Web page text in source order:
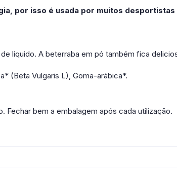
por isso é usada por muitos
líquido. A beterraba em pó também fica
(Beta Vulgaris L), Goma-arábica*.
Fechar bem a embalagem após cada utilização.